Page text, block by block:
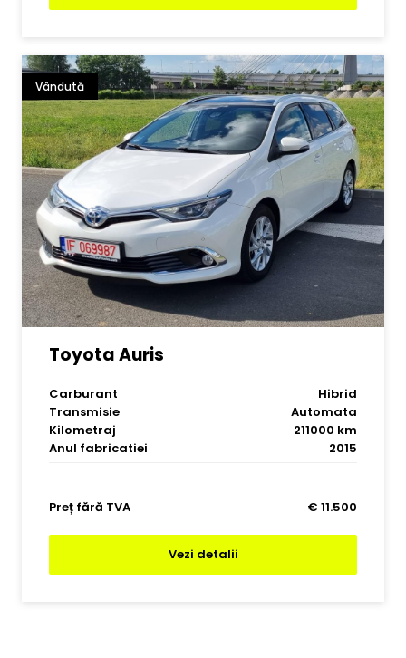
Vândută
Toyota Auris
Carburant
Hibrid
Transmisie
Automata
Kilometraj
211000 km
Anul fabricatiei
2015
Preț fără TVA € 11.500
Vezi detalii